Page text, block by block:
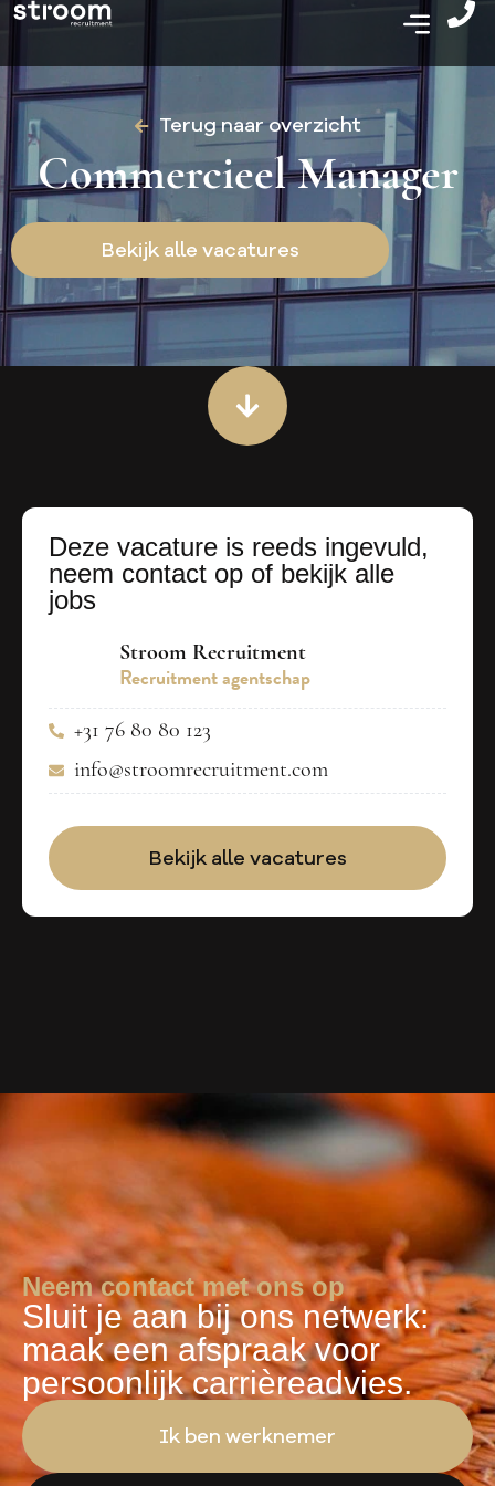
Terug naar overzicht
Commercieel Manager
Bekijk alle vacatures
Deze vacature is reeds ingevuld,
neem contact op of bekijk alle
jobs
Stroom Recruitment
Recruitment agentschap
+31 76 80 80 123
info@stroomrecruitment.com
Bekijk alle vacatures
Neem contact met ons op
Sluit je aan bij ons netwerk:
maak een afspraak voor
persoonlijk carrièreadvies.
Ik ben werknemer